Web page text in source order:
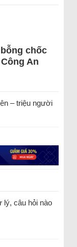
chốc
An
– triệu người
lý, câu hỏi nào